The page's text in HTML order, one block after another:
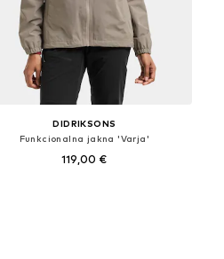
DIDRIKSONS
Funkcionalna jakna 'Varja'
119,00 €